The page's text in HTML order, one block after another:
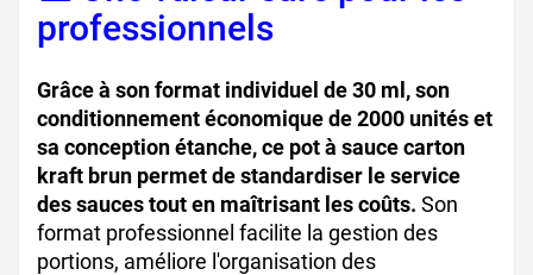
professionnels
Grâce à son format individuel de 30 ml, son
conditionnement économique de 2000 unités et
sa conception étanche, ce pot à sauce carton
kraft brun permet de standardiser le service
des sauces tout en maîtrisant les coûts. Son
format professionnel facilite la gestion des
portions, améliore l'organisation des